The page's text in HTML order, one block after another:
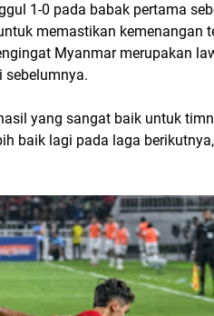
1-0 pada babak pertama
memastikan kemenangan
Myanmar merupakan
sebelumnya.
yang sangat baik untuk
baik lagi pada laga